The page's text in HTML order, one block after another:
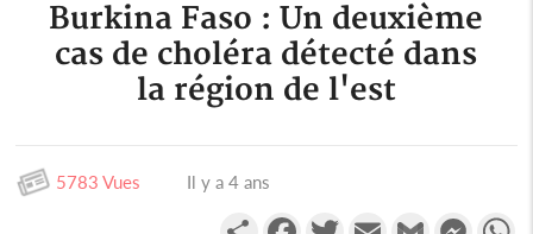
Burkina Faso : Un deuxième
cas de choléra détecté dans
la région de l'est
5783 Vues Il y a 4 ans
PartagerFacebookTwitterEmail Gmail